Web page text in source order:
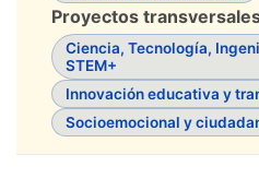
Proyectos
Ciencia, Tecnología,
STEM+
Innovación educativa y
Socioemocional y